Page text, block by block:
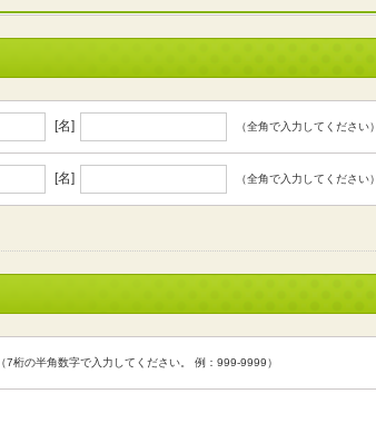
[名] （全角で入力してください）
[名] （全角で入力してください）
（7桁の半角数字で入力してください。 例：999-9999）